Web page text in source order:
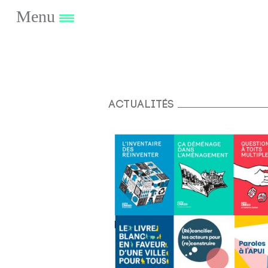
Actualités
Menu